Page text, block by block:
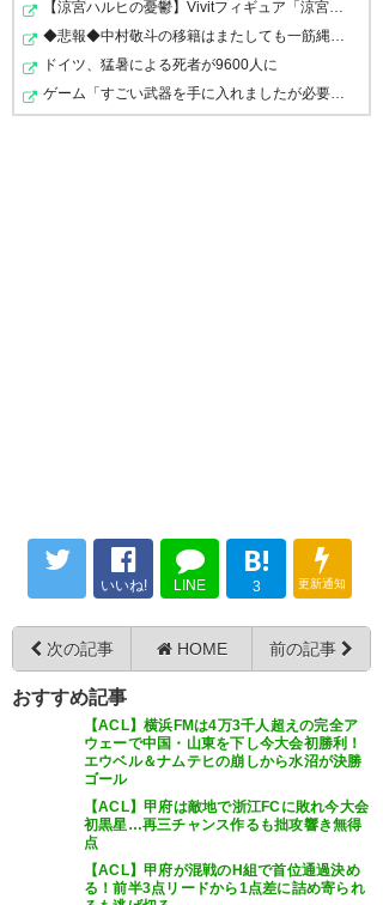
ドイツ、猛暑による死者が9600人に
いいね! LINE
B!
3 更新通知
次の記事 HOME 前の記事
おすすめ記事
【ACL】横浜FMは4万3千人超えの完全ア
ウェーで中国・山東を下し今大会初勝利！
エウベル＆ナムテヒの崩しから水沼が決勝
ゴール
【ACL】甲府は敵地で浙江FCに敗れ今大会
初黒星…再三チャンス作るも拙攻響き無得
点
【ACL】甲府が混戦のH組で首位通過決め
る！前半3点リードから1点差に詰め寄られ